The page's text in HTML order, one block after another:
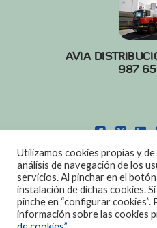
AVIA
987
POLITICA DE
DISEÑO:
Utilizamos cookies propias y
análisis de navegación de los
servicios. Al pinchar en el botón
instalación de dichas cookies.
pinche en “configurar cookies”.
información sobre las cookies